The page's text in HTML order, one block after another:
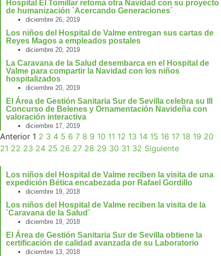
Hospital El Tomillar retoma otra Navidad con su proyecto
de humanización `Acercando Generaciones´
diciembre 26, 2019
Los niños del Hospital de Valme entregan sus cartas de
Reyes Magos a empleados postales
diciembre 20, 2019
La Caravana de la Salud desembarca en el Hospital de
Valme para compartir la Navidad con los niños
hospitalizados
diciembre 20, 2019
El Área de Gestión Sanitaria Sur de Sevilla celebra su III
Concurso de Belenes y Ornamentación Navideña con
valoración interactiva
diciembre 17, 2019
Anterior 1 2 3 4 5 6 7 8 9 10 11 12 13 14 15 16 17 18 19 20
21 22 23 24 25 26 27 28 29 30 31 32 Siguiente
Los niños del Hospital de Valme reciben la visita de una
expedición Bética encabezada por Rafael Gordillo
diciembre 19, 2018
Los niños del Hospital de Valme reciben la visita de la
`Caravana de la Salud´
diciembre 19, 2018
El Área de Gestión Sanitaria Sur de Sevilla obtiene la
certificación de calidad avanzada de su Laboratorio
diciembre 13, 2018